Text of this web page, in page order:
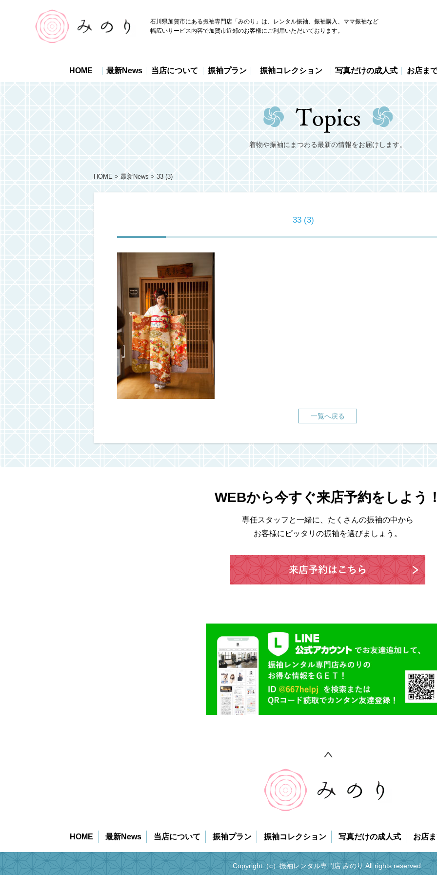
石川県加賀市にある振袖専門店「みのり」は、レンタル振袖、振袖購入、ママ振袖など
幅広いサービス内容で加賀市近郊のお客様にご利用いただいております。
HOME 最新News 当店について 振袖プラン 振袖コレクション 写真だけの成人式 お店ま
着物や振袖にまつわる最新の情報をお届けします。
HOME 最新News 33 (3)
33 (3)
一覧へ戻る
WEBから今すぐ来店予約をしよう
専任スタッフと一緒に、たくさんの振袖の中から
お客様にピッタリの振袖を選びましょう。
HOME 最新News 当店について 振袖プラン 振袖コレクション 写真だけの成人式 お店
Copyright（c）振袖レンタル専門店 みのり All rights reserved.